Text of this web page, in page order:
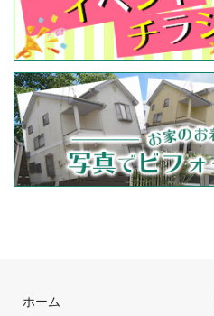
ホーム